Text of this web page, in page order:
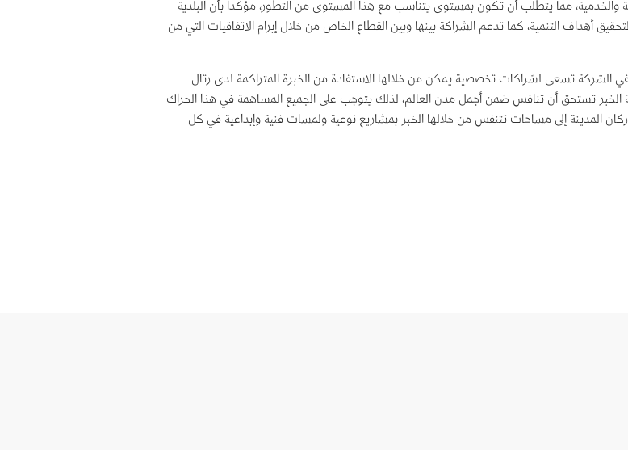
والخدمية، مما يتطلب أن تكون بمستوى يتناسب مع هذا المستوى من التطور، مؤكدا بأن البلدية
أهداف التنمية، كما تدعم الشراكة بينها وبين القطاع الخاص من خلال إبرام الاتفاقيات التي من
الشركة تسعى لشراكات تخصصية يمكن من خلالها الاستفادة من الخبرة المتراكمة لدى رتال
الخبر تستحق أن تنافس ضمن أجمل مدن العالم، لذلك يتوجب على الجميع المساهمة في هذا الحراك
آرت ستحول شوارع وأركان المدينة إلى مساحات تتنفس من خلالها الخبر بمشاريع نوعية ولمسات فنية وإبداعية في كل